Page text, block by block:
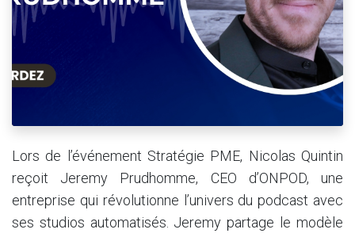
Lors de l’événement Stratégie PME, Nicolas Quintin
reçoit Jeremy Prudhomme, CEO d’ONPOD, une
entreprise qui révolutionne l’univers du podcast avec
ses studios automatisés. Jeremy partage le modèle